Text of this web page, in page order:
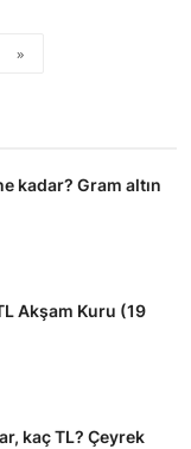
»
kadar? Gram altın
Akşam Kuru (19
kaç TL? Çeyrek